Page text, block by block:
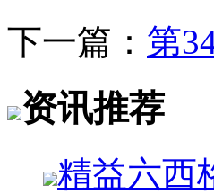
下一篇： 第
资讯推荐
精益六西